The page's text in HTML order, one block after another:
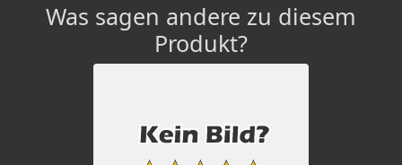
Was sagen andere zu diesem
Produkt?